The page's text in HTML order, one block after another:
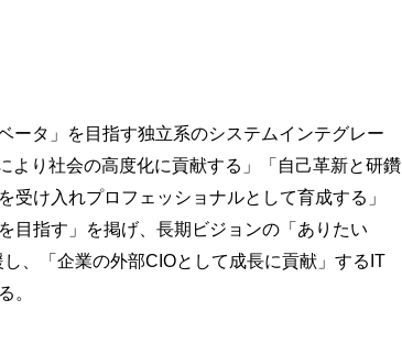
ータ」を目指す独立系のシステムインテグレー
より社会の高度化に貢献する」「自己革新と研鑽
け入れプロフェッショナルとして育成する」
目指す」を掲げ、長期ビジョンの「ありたい
、「企業の外部CIOとして成長に貢献」するIT
。